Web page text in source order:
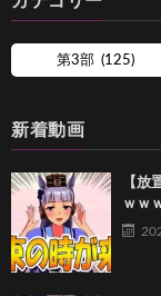
新着動画
【放
ｗｗ